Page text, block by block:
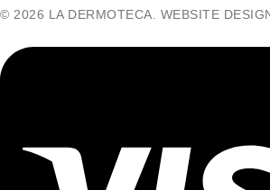
© 2026 LA DERMOTECA. WEBSITE